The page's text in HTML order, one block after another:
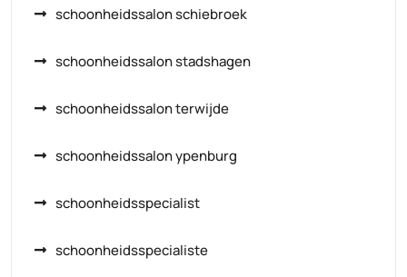
schoonheidssalon schiebroek
schoonheidssalon stadshagen
schoonheidssalon terwijde
schoonheidssalon ypenburg
schoonheidsspecialist
schoonheidsspecialiste